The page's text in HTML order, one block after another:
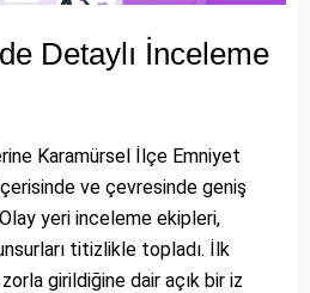
Detaylı İnceleme
Karamürsel İlçe Emniyet
ve çevresinde geniş
yeri inceleme ekipleri,
titizlikle topladı. İlk
girildiğine dair açık bir iz